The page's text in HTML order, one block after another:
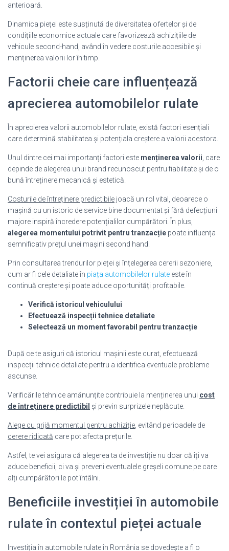
anterioară.
Dinamica pieței este susținută de diversitatea ofertelor și de
condițiile economice actuale care favorizează achizițiile de
vehicule second-hand, având în vedere costurile accesibile și
menținerea valorii lor în timp.
Factorii cheie care influențează
aprecierea automobilelor rulate
În aprecierea valorii automobilelor rulate, există factori esențiali
care determină stabilitatea și potențiala creștere a valorii acestora.
Unul dintre cei mai importanți factori este menținerea valorii , care
depinde de alegerea unui brand recunoscut pentru fiabilitate și de o
bună întreținere mecanică și estetică.
Costurile de întreținere predictibile joacă un rol vital, deoarece o
mașină cu un istoric de service bine documentat și fără defecțiuni
majore inspiră încredere potențialilor cumpărători. În plus,
alegerea momentului potrivit pentru tranzacție poate influența
semnificativ prețul unei mașini second hand.
Prin consultarea trendurilor pieței și înțelegerea cererii sezoniere,
cum ar fi cele detaliate în piața automobilelor rulate este în
continuă creștere și poate aduce oportunități profitabile.
Verifică istoricul vehiculului
Efectuează inspecții tehnice detaliate
Selectează un moment favorabil pentru tranzacție
După ce te asiguri că istoricul mașinii este curat, efectuează
inspecții tehnice detaliate pentru a identifica eventuale probleme
ascunse.
Verificările tehnice amănunțite contribuie la menținerea unui cost
de întreținere predictibil și previn surprizele neplăcute.
Alege cu grijă momentul pentru achiziție , evitând perioadele de
cerere ridicată care pot afecta prețurile.
Astfel, te vei asigura că alegerea ta de investiție nu doar că îți va
aduce beneficii, ci va și preveni eventualele greșeli comune pe care
alți cumpărători le pot întâlni.
Beneficiile investiției în automobile
rulate în contextul pieței actuale
Investiția în automobile rulate în România se dovedește a fi o